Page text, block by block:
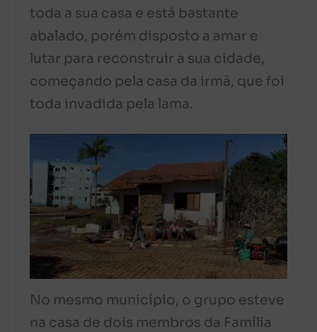
toda a sua casa e está bastante
abalado, porém disposto a amar e
lutar para reconstruir a sua cidade,
começando pela casa da irmã, que foi
toda invadida pela lama.
No mesmo município, o grupo esteve
na casa de dois membros da Família